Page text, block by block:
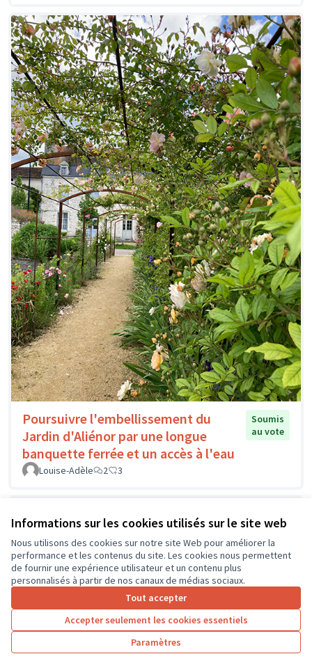
Informations sur les cookies utilisés sur le site web
Nous utilisons des cookies sur notre site Web pour améliorer la
performance et les contenus du site. Les cookies nous permettent
de fournir une expérience utilisateur et un contenu plus
personnalisés à partir de nos canaux de médias sociaux.
Tout accepter
Accepter seulement les cookies essentiels
Paramètres
Poursuivre l'embellissement du
Jardin d'Aliénor par une longue
banquette ferrée et un accès à l'eau
Soumis
au vote
Louise-Adèle 2 3